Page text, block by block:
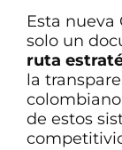
Esta nueva
solo un
ruta
la
de estos